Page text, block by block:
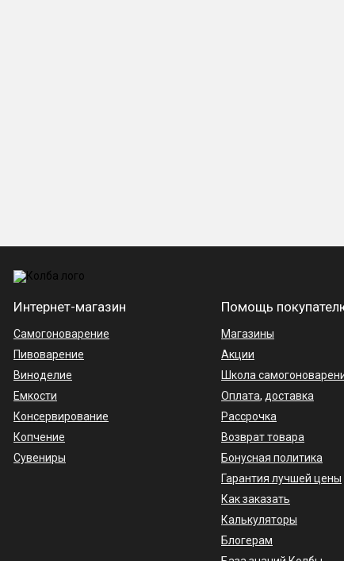
Интернет-магазин
Самогоноварение
Пивоварение
Виноделие
Емкости
Консервирование
Копчение
Сувениры
Помощь
Магазины
Акции
Школа
Оплата, доставка
Рассрочка
Возврат товара
Бонусная политика
Гарантия лучшей цены
Как заказать
Калькуляторы
Блогерам